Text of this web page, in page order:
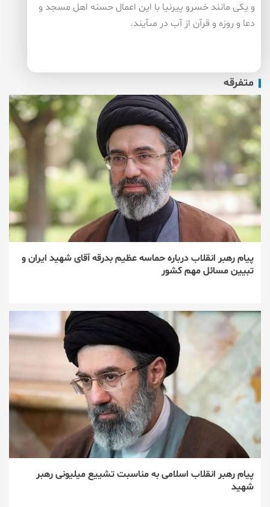
و يكى مانند خسرو پيرنيا با اين اعمال حسنه اهل مسجد و
دعا و روزه و قرآن از آب در مى‏آيند.
متفرقه
پیام رهبر انقلاب درباره حماسه عظیم بدرقه آقای شهید ایران و
تبیین مسائل مهم کشور
پیام رهبر انقلاب اسلامی به مناسبت تشییع میلیونی رهبر
شهید